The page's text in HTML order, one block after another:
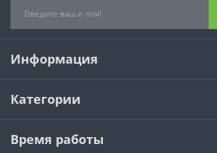
Информация
Категории
Время работы